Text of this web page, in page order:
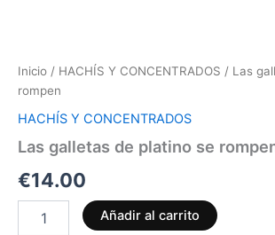
Inicio / HACHÍS Y CONCENTRADOS / Las
rompen
HACHÍS Y CONCENTRADOS
Las galletas de platino se
€14.00
Añadir al carrito